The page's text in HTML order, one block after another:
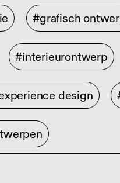
#grafisch
#interieurontwerp
design